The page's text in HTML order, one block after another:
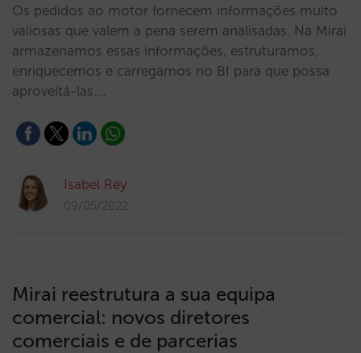
Os pedidos ao motor fornecem informações muito
valiosas que valem a pena serem analisadas. Na Mirai
armazenamos essas informações, estruturamos,
enriquecemos e carregamos no BI para que possa
aproveitá-las.…
Isabel Rey
09/05/2022
Mirai reestrutura a sua equipa
comercial: novos diretores
comerciais e de parcerias